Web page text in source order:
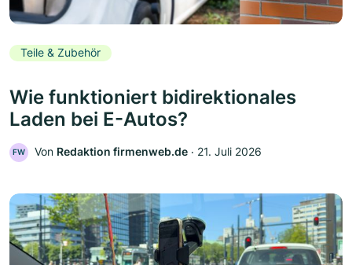
Teile & Zubehör
Wie funktioniert bidirektionales
Laden bei E-Autos?
FW Von Redaktion firmenweb.de ‧ 21. Juli 2026